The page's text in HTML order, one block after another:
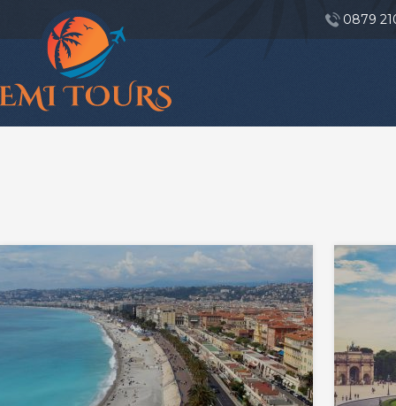
0879